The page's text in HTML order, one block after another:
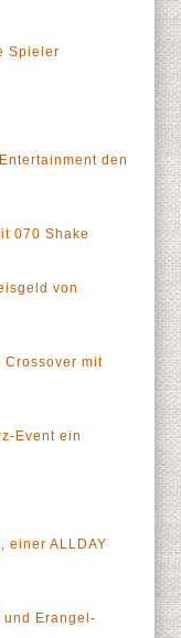
Spieler
den
070 Shake
von
Crossover mit
Event ein
einer ALLDAY
und Erangel-